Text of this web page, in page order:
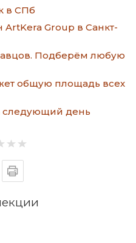
в СПб
Group в Санкт-
Подберём любую
общую площадь всех
следующий день